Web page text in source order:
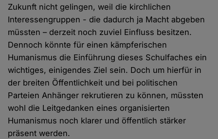
Zukunft nicht gelingen, weil die kirchlichen
Interessengruppen - die dadurch ja Macht abgeben
müssten – derzeit noch zuviel Einfluss besitzen.
Dennoch könnte für einen kämpferischen
Humanismus die Einführung dieses Schulfaches ein
wichtiges, einigendes Ziel sein. Doch um hierfür in
der breiten Öffentlichkeit und bei politischen
Parteien Anhänger rekrutieren zu können, müssten
wohl die Leitgedanken eines organisierten
Humanismus noch klarer und öffentlich stärker
präsent werden.